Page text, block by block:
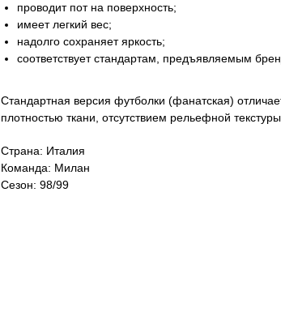
проводит пот на поверхность;
имеет легкий вес;
надолго сохраняет яркость;
соответствует стандартам, предъявляемым
Стандартная версия футболки (фанатская)
плотностью ткани, отсутствием рельефной
Страна: Италия
Команда: Милан
Сезон: 98/99